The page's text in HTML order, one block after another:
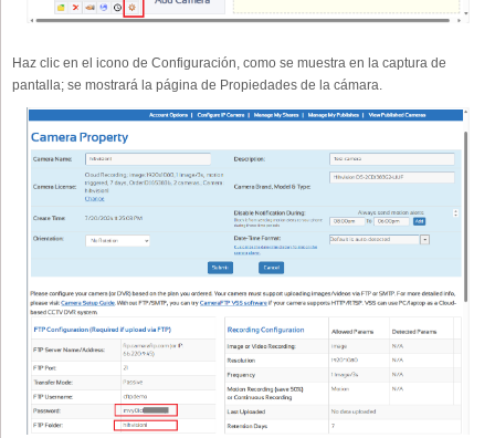
Haz clic en el icono de Configuración, como se muestra en la captura de
pantalla; se mostrará la página de Propiedades de la cámara.